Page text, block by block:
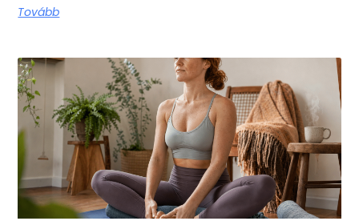
Tovább